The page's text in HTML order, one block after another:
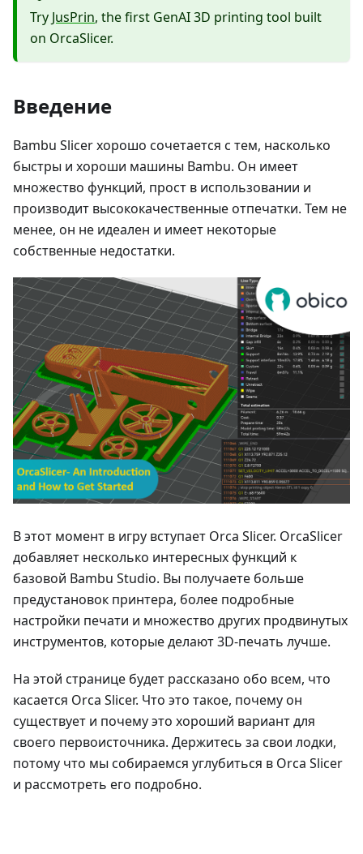
Try JusPrin, the first GenAI 3D printing tool built
on OrcaSlicer.
Введение
Bambu Slicer хорошо сочетается с тем, насколько
быстры и хороши машины Bambu. Он имеет
множество функций, прост в использовании и
производит высококачественные отпечатки. Тем не
менее, он не идеален и имеет некоторые
собственные недостатки.
В этот момент в игру вступает Orca Slicer. OrcaSlicer
добавляет несколько интересных функций к
базовой Bambu Studio. Вы получаете больше
предустановок принтера, более подробные
настройки печати и множество других продвинутых
инструментов, которые делают 3D-печать лучше.
На этой странице будет рассказано обо всем, что
касается Orca Slicer. Что это такое, почему он
существует и почему это хороший вариант для
своего первоисточника. Держитесь за свои лодки,
потому что мы собираемся углубиться в Orca Slicer
и рассмотреть его подробно.